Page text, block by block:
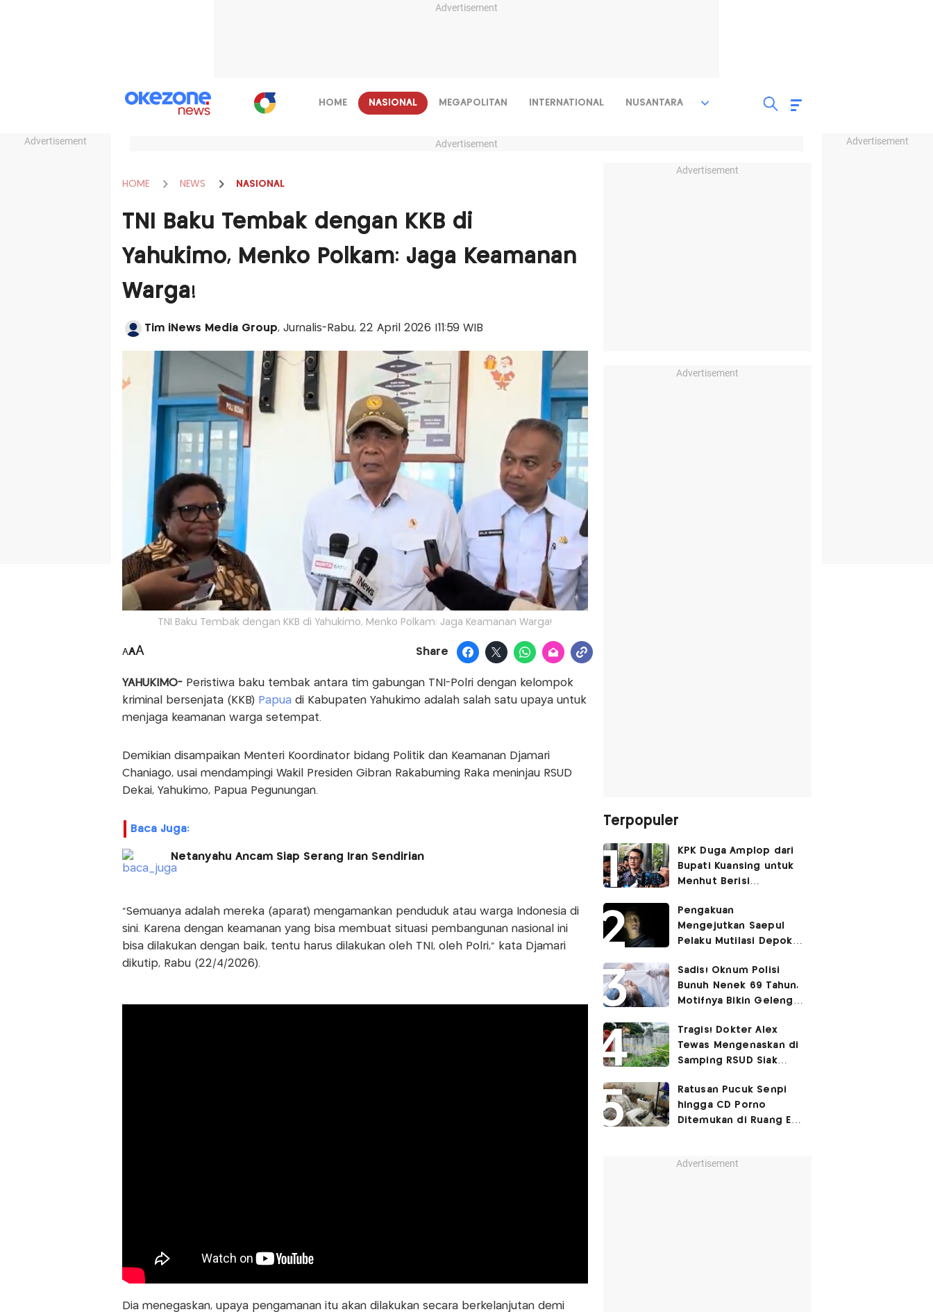
Advertisement
Advertisement Advertisement
HOME NASIONAL MEGAPOLITAN INTERNATIONAL NUSANTARA
Advertisement
HOME NEWS NASIONAL
TNI Baku Tembak dengan KKB di
Yahukimo, Menko Polkam: Jaga Keamanan
Warga!
Tim iNews Media Group, Jurnalis-Rabu, 22 April 2026 |11:59 WIB
TNI Baku Tembak dengan KKB di Yahukimo, Menko Polkam: Jaga Keamanan Warga!
AAA Share
YAHUKIMO-Peristiwa baku tembak antara tim gabungan TNI-Polri dengan kelompok
kriminal bersenjata (KKB) Papua di Kabupaten Yahukimo adalah salah satu upaya untuk
menjaga keamanan warga setempat.
Demikian disampaikan Menteri Koordinator bidang Politik dan Keamanan Djamari
Chaniago, usai mendampingi Wakil Presiden Gibran Rakabuming Raka meninjau RSUD
Dekai, Yahukimo, Papua Pegunungan.
Baca Juga:
Netanyahu Ancam Siap Serang Iran Sendirian
"Semuanya adalah mereka (aparat) mengamankan penduduk atau warga Indonesia di
sini. Karena dengan keamanan yang bisa membuat situasi pembangunan nasional ini
bisa dilakukan dengan baik, tentu harus dilakukan oleh TNI, oleh Polri," kata Djamari
dikutip, Rabu (22/4/2026).
Dia menegaskan, upaya pengamanan itu akan dilakukan secara berkelanjutan demi
Advertisement
Advertisement
Terpopuler
KPK Duga Amplop dari
Bupati Kuansing untuk
Menhut Berisi
Pengembaliannya
Belum Utuh
Pengakuan
Mengejutkan Saepul
Pelaku Mutilasi Depok:
Korban di Kontrakan
Sadis! Oknum Polisi
Bunuh Nenek 69 Tahun,
Motifnya Bikin Geleng
Tragis! Dokter Alex
Tewas Mengenaskan di
Samping RSUD Siak
Rocuronium
Ratusan Pucuk Senpi
hingga CD Porno
Ditemukan di Ruang Eks
Advertisement